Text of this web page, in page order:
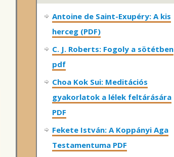
Antoine de Saint-Exupéry: A kis
herceg (PDF)
C. J. Roberts: Fogoly a sötétben
pdf
Choa Kok Sui: Meditációs
gyakorlatok a lélek feltárására
PDF
Fekete István: A Koppányi Aga
Testamentuma PDF